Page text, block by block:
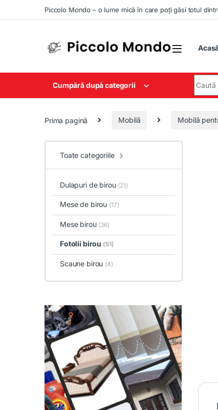
Skip to navigation
Skip to contentPiccolo Mondo – o lume mică în care poți găsi totul
Cumpără după categorii
Prima pagină Mobilă Mobilă
Toate categoriile
Dulapuri de birou (21)
Mese de birou (17)
Mese birou (36)
Fotolii birou (51)
Scaune birou (4)